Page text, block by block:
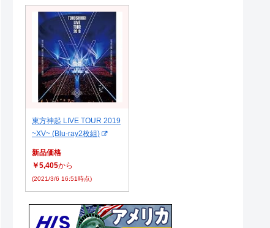
東方神起 LIVE TOUR 2019
~XV~ (Blu-ray2枚組)
新品価格
￥5,405から
(2021/3/6 16:51時点)